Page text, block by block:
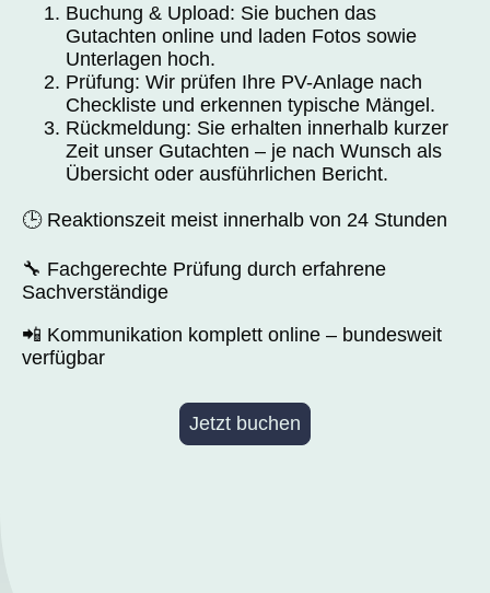
Buchung & Upload: Sie buchen das
Gutachten online und laden Fotos sowie
Unterlagen hoch.
Prüfung: Wir prüfen Ihre PV-Anlage nach
Checkliste und erkennen typische Mängel.
Rückmeldung: Sie erhalten innerhalb kurzer
Zeit unser Gutachten – je nach Wunsch als
Übersicht oder ausführlichen Bericht.
🕒 Reaktionszeit meist innerhalb von 24 Stunden
🔧 Fachgerechte Prüfung durch erfahrene
Sachverständige
📲 Kommunikation komplett online – bundesweit
verfügbar
Jetzt buchen